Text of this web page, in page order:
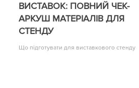
ВИСТАВОК: ПОВНИЙ ЧЕК-
АРКУШ МАТЕРІАЛІВ ДЛЯ
СТЕНДУ
Що підготувати для виставкового стенду